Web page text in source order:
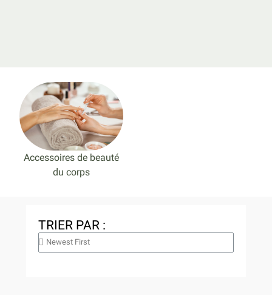
Accessoires de beauté
du corps
TRIER PAR :